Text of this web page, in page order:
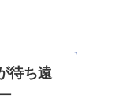
待ち遠